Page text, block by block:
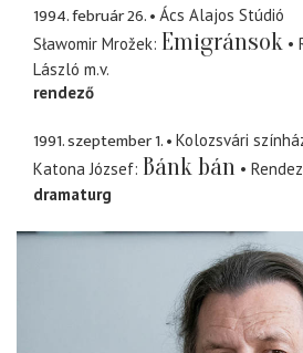
1994. február 26.
Ács Alajos Stúdió
Sławomir Mrožek Emigránsok
László m.v.
rendező
1991. szeptember 1.
Kolozsvári
Katona József Bánk bán
dramaturg